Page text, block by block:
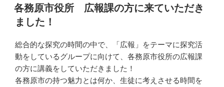
稿
日:
各務原市役所 広報課の方に来ていただき
ました！
総合的な探究の時間の中で、「広報」をテーマに探究活
動をしているグループに向けて、各務原市役所の広報課
の方に講義をしていただきました！
各務原市の持つ魅力とは何か、生徒に考えさせる時間を